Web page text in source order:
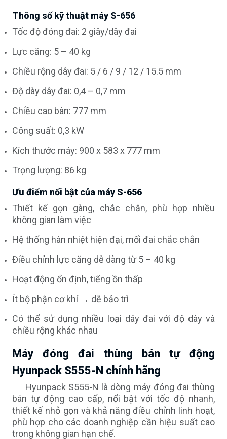
Thông số kỹ thuật máy S-656
Tốc độ đóng đai: 2 giây/dây đai
Lực căng: 5 – 40 kg
Chiều rộng dây đai: 5 / 6 / 9 / 12 / 15.5 mm
Độ dày dây đai: 0,4 – 0,7 mm
Chiều cao bàn: 777 mm
Công suất: 0,3 kW
Kích thước máy: 900 x 583 x 777 mm
Trọng lượng: 86 kg
Ưu điểm nổi bật của máy S-656
Thiết kế gọn gàng, chắc chắn, phù hợp nhiều
không gian làm việc
Hệ thống hàn nhiệt hiện đại, mối đai chắc chắn
Điều chỉnh lực căng dễ dàng từ 5 – 40 kg
Hoạt động ổn định, tiếng ồn thấp
Ít bộ phận cơ khí → dễ bảo trì
Có thể sử dụng nhiều loại dây đai với độ dày và
chiều rộng khác nhau
Máy đóng đai thùng bán tự động
Hyunpack S555-N chính hãng
Hyunpack S555-N là dòng máy đóng đai thùng
bán tự động cao cấp, nổi bật với tốc độ nhanh,
thiết kế nhỏ gọn và khả năng điều chỉnh linh hoạt,
phù hợp cho các doanh nghiệp cần hiệu suất cao
trong không gian hạn chế.